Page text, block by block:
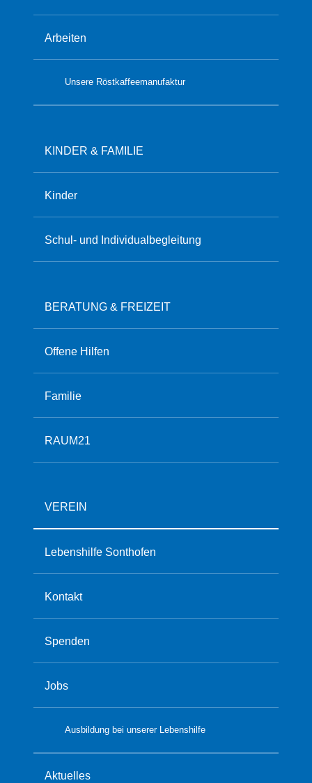
Arbeiten
Unsere Röstkaffeemanufaktur
KINDER & FAMILIE
Kinder
Schul- und Individualbegleitung
BERATUNG & FREIZEIT
Offene Hilfen
Familie
RAUM21
VEREIN
Lebenshilfe Sonthofen
Kontakt
Spenden
Jobs
Ausbildung bei unserer Lebenshilfe
Aktuelles